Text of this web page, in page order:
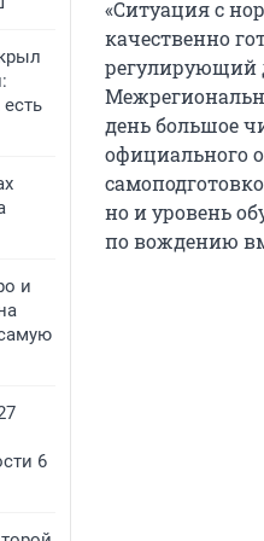
и
6
«Ситуация с
качественно
регулирующий
день большое
официального
но и уровень
по вождению